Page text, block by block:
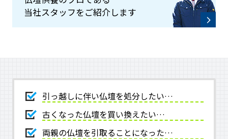
当社スタッフをご紹介します
引っ越しに伴い仏壇を処分したい…
古くなった仏壇を買い換えたい…
両親の仏壇を引取ることになった…